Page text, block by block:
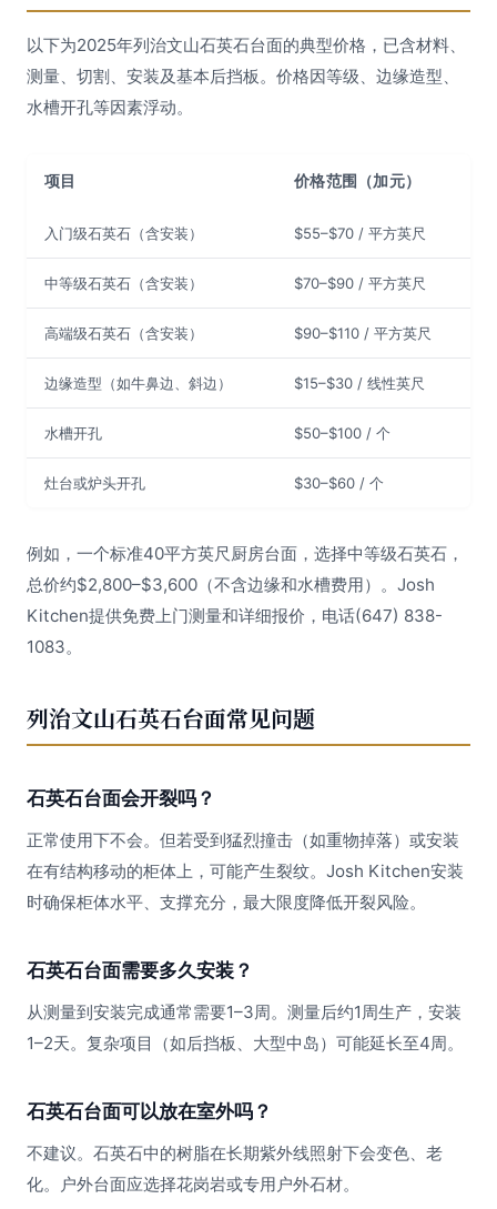
以下为2025年列治文山石英石台面的典型价格，已含材料、
测量、切割、安装及基本后挡板。价格因等级、边缘造型、
水槽开孔等因素浮动。
项目 价格范围（加元）
入门级石英石（含安装） $55–$70 / 平方英尺
中等级石英石（含安装） $70–$90 / 平方英尺
高端级石英石（含安装） $90–$110 / 平方英尺
边缘造型（如牛鼻边、斜边） $15–$30 / 线性英尺
水槽开孔 $50–$100 / 个
灶台或炉头开孔 $30–$60 / 个
例如，一个标准40平方英尺厨房台面，选择中等级石英石，
总价约$2,800–$3,600（不含边缘和水槽费用）。Josh
Kitchen提供免费上门测量和详细报价，电话(647) 838-
1083。
列治文山石英石台面常见问题
石英石台面会开裂吗？
正常使用下不会。但若受到猛烈撞击（如重物掉落）或安装
在有结构移动的柜体上，可能产生裂纹。Josh Kitchen安装
时确保柜体水平、支撑充分，最大限度降低开裂风险。
石英石台面需要多久安装？
从测量到安装完成通常需要1–3周。测量后约1周生产，安装
1–2天。复杂项目（如后挡板、大型中岛）可能延长至4周。
石英石台面可以放在室外吗？
不建议。石英石中的树脂在长期紫外线照射下会变色、老
化。户外台面应选择花岗岩或专用户外石材。